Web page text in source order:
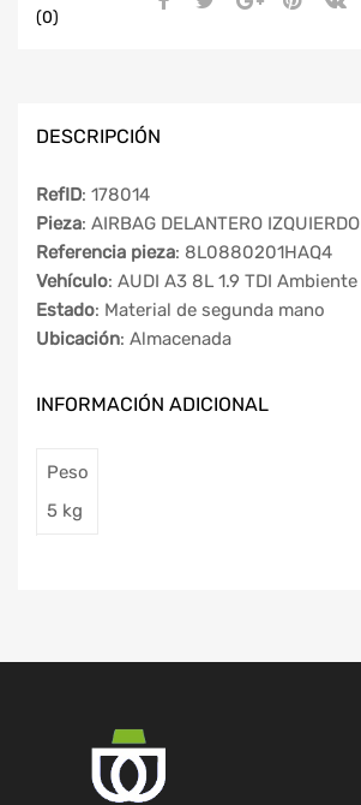
(0)
DESCRIPCIÓN
RefID: 178014
Pieza: AIRBAG DELANTERO IZQUIERDO
Referencia pieza: 8L0880201HAQ4
Vehículo: AUDI A3 8L 1.9 TDI Ambiente
Estado: Material de segunda mano
Ubicación: Almacenada
INFORMACIÓN ADICIONAL
Peso
5 kg